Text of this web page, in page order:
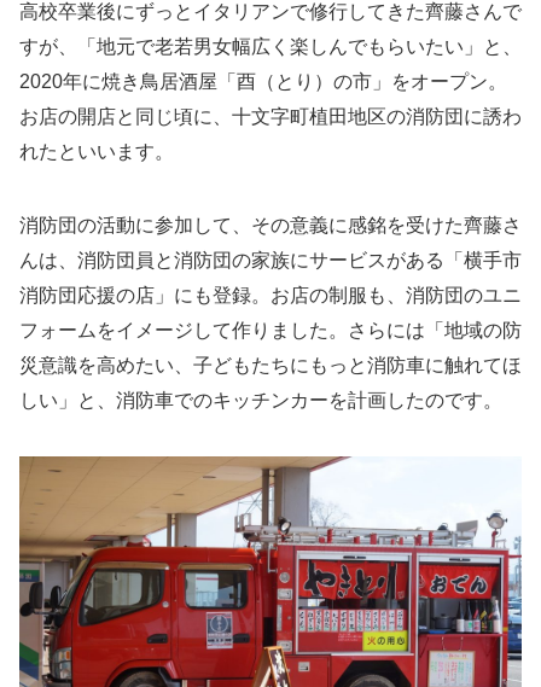
高校卒業後にずっとイタリアンで修行してきた齊藤さんで
すが、「地元で老若男女幅広く楽しんでもらいたい」と、
2020年に焼き鳥居酒屋「酉（とり）の市」をオープン。
お店の開店と同じ頃に、十文字町植田地区の消防団に誘わ
れたといいます。
消防団の活動に参加して、その意義に感銘を受けた齊藤さ
んは、消防団員と消防団の家族にサービスがある「横手市
消防団応援の店」にも登録。お店の制服も、消防団のユニ
フォームをイメージして作りました。さらには「地域の防
災意識を高めたい、子どもたちにもっと消防車に触れてほ
しい」と、消防車でのキッチンカーを計画したのです。